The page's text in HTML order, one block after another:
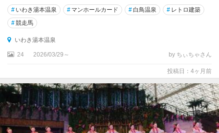
い
わ
き
本
泉
ぶ
く
ま
# いわき湯本温泉 # マンホールカード # 白鳥温泉 # レトロ建築
#競走馬
いわき湯本温泉
24 2026/03/29～ by ちぃちゃさん
投稿日：4ヶ月前